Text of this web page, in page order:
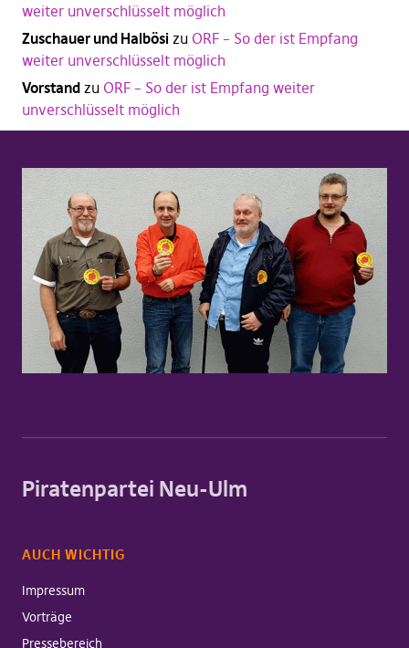
weiter unverschlüsselt möglich
Zuschauer und Halbösi zu ORF – So der ist Empfang
weiter unverschlüsselt möglich
Vorstandzu ORF – So der ist Empfang weiter
unverschlüsselt möglich
Piratenpartei Neu-Ulm
AUCH WICHTIG
Impressum
Vorträge
Pressebereich